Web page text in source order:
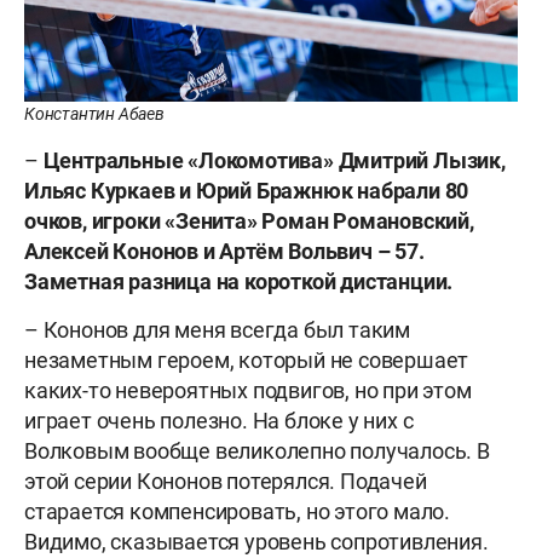
Константин Абаев
– Центральные «Локомотива»ДмитрийЛызик,
Ильяс Куркаев и Юрий Бражнюк набрали 80
очков, игроки «Зенита»РоманРомановский,
АлексейКононов иАртём Вольвич – 57.
Заметная разница на короткой дистанции.
– Кононов для меня всегда был таким
незаметным героем, который не совершает
каких-то невероятных подвигов, но при этом
играет очень полезно. На блоке у них с
Волковым вообще великолепно получалось. В
этой серии Кононов потерялся. Подачей
старается компенсировать, но этого мало.
Видимо, сказывается уровень сопротивления.